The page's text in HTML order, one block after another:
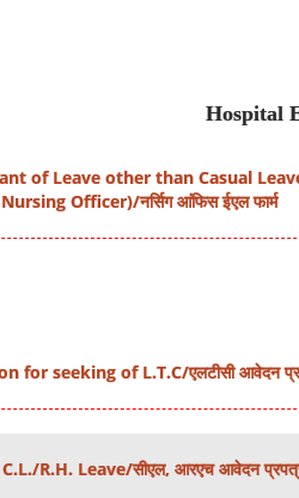
Hospital
of Leave other than Casual
Officer)/नर्सिग आंफिस ईएल फार्म
for seeking of L.T.C/एलटीसी आवेदन
R.H. Leave/सीएल, आरएच आवेदन